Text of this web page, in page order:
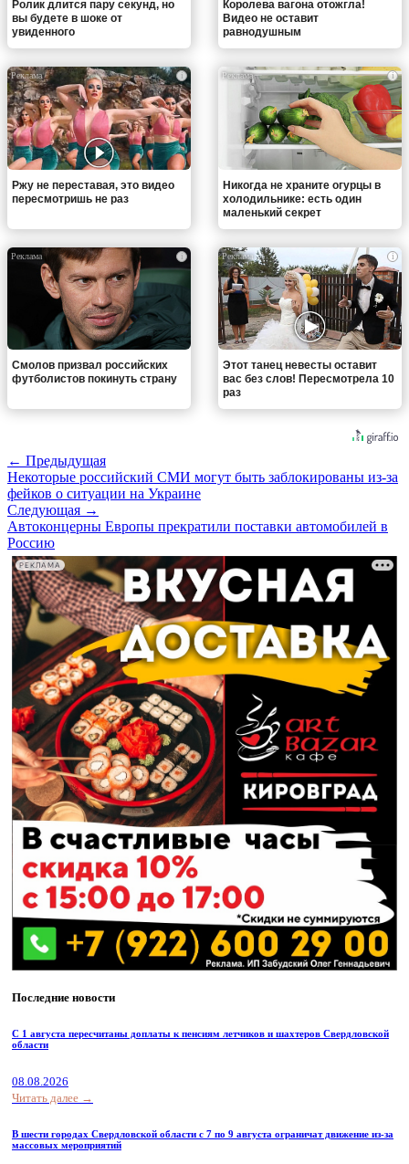
Ролик длится пару секунд, но
вы будете в шоке от
увиденного
Королева вагона отожгла!
Видео не оставит
равнодушным
i
Ржу не переставая, это видео
пересмотришь не раз
i
Никогда не храните огурцы в
холодильнике: есть один
маленький секрет
i
Смолов призвал российских
футболистов покинуть страну
i
Этот танец невесты оставит
вас без слов! Пересмотрела 10
раз
← Предыдущая
Некоторые российский СМИ могут быть заблокированы из-за
фейков о ситуации на Украине
Следующая →
Автоконцерны Европы прекратили поставки автомобилей в
Россию
РЕКЛАМА
Последние новости
С 1 августа пересчитаны доплаты к пенсиям летчиков и шахтеров Свердловской
области
08.08.2026
Читать далее →
В шести городах Свердловской области с 7 по 9 августа ограничат движение из-за
массовых мероприятий